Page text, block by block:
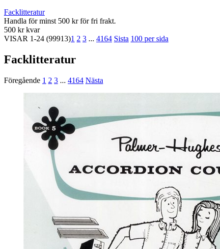
Facklitteratur
Handla för minst 500 kr för fri frakt.
500 kr kvar
VISAR 1-24 (99913)1 2 3 ... 4164 Sista 100 per sida
Facklitteratur
Föregående 1 2 3 ... 4164 Nästa